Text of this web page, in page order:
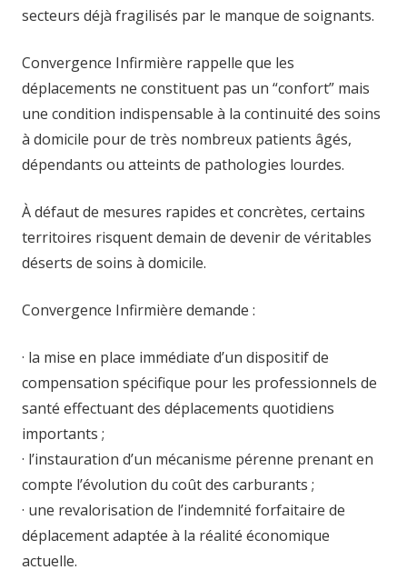
secteurs déjà fragilisés par le manque de soignants.
Convergence Infirmière rappelle que les
déplacements ne constituent pas un “confort” mais
une condition indispensable à la continuité des soins
à domicile pour de très nombreux patients âgés,
dépendants ou atteints de pathologies lourdes.
À défaut de mesures rapides et concrètes, certains
territoires risquent demain de devenir de véritables
déserts de soins à domicile.
Convergence Infirmière demande :
· la mise en place immédiate d’un dispositif de
compensation spécifique pour les professionnels de
santé effectuant des déplacements quotidiens
importants ;
· l’instauration d’un mécanisme pérenne prenant en
compte l’évolution du coût des carburants ;
· une revalorisation de l’indemnité forfaitaire de
déplacement adaptée à la réalité économique
actuelle.